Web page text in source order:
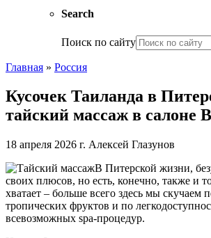
Search
Поиск по сайту
Главная » Россия
Кусочек Таиланда в
тайский массаж в салоне
18 апреля 2026 г. Алексей Глазунов
В Питерской жизни,
своих плюсов, но есть, конечно, также и
хватает – больше всего здесь мы
тропических фруктов и по
всевозможных spa-процедур.